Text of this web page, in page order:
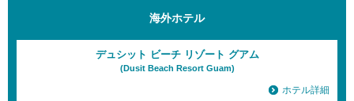
海外ホテル
デュシット ビーチ リゾート グアム
(Dusit Beach Resort Guam)
ホテル詳細